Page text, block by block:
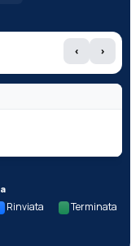
‹ ›
Rinviata Terminata